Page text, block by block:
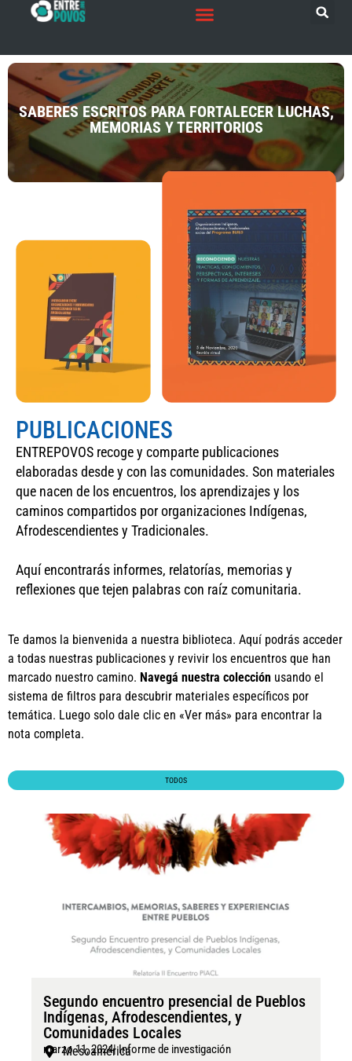
SABERES ESCRITOS PARA FORTALECER LUCHAS,
MEMORIAS Y TERRITORIOS
PUBLICACIONES
ENTREPOVOS recoge y comparte publicaciones
elaboradas desde y con las comunidades. Son materiales
que nacen de los encuentros, los aprendizajes y los
caminos compartidos por organizaciones Indígenas,
Afrodescendientes y Tradicionales.
Aquí encontrarás informes, relatorías, memorias y
reflexiones que tejen palabras con raíz comunitaria.
Te damos la bienvenida a nuestra biblioteca. Aquí podrás acceder
a todas nuestras publicaciones y revivir los encuentros que han
marcado nuestro camino. Navegá nuestra colección usando el
sistema de filtros para descubrir materiales específicos por
temática. Luego solo dale clic en «Ver más» para encontrar la
nota completa.
TODOS
Segundo encuentro presencial de Pueblos
Indígenas, Afrodescendientes, y
Comunidades Locales
marzo 11, 2024|Informe de investigación
Mesoamérica